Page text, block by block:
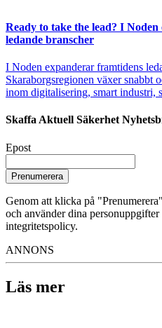
Ready to take the lead? I
ledande branscher
I Noden expanderar framtidens
Skaraborgsregionen växer snabbt
inom digitalisering, smart industri,
Skaffa Aktuell Säkerhet
Epost
Prenumerera
Genom att klicka på
och använder dina
integritetspolicy.
ANNONS
Läs mer